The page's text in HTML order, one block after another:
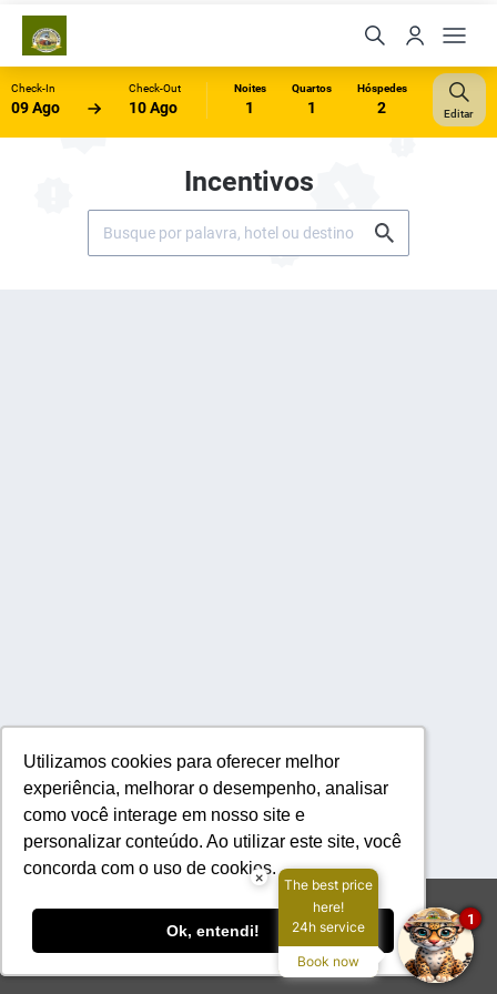
Utilizamos cookies para oferecer melhor
experiência, melhorar o desempenho, analisar
como você interage em nosso site e
personalizar conteúdo. Ao utilizar este site, você
concorda com o uso de cookies.
Ok, entendi!
Utilizamos cookies para oferecer melhor
experiência, melhorar o desempenho, analisar
como você interage em nosso site e
personalizar conteúdo. Ao utilizar este site, você
concorda com o uso de cookies.
Ok, entendi!
Check-In
09 Ago
Check-Out
10 Ago
Noites
1
Quartos
1
Hóspedes
2 Editar
Incentivos
operacional@fazendasanfrancisco.tur.br 6730266606
Todos os direitos reservados.
×
The best price
here!
24h service
Book now
1